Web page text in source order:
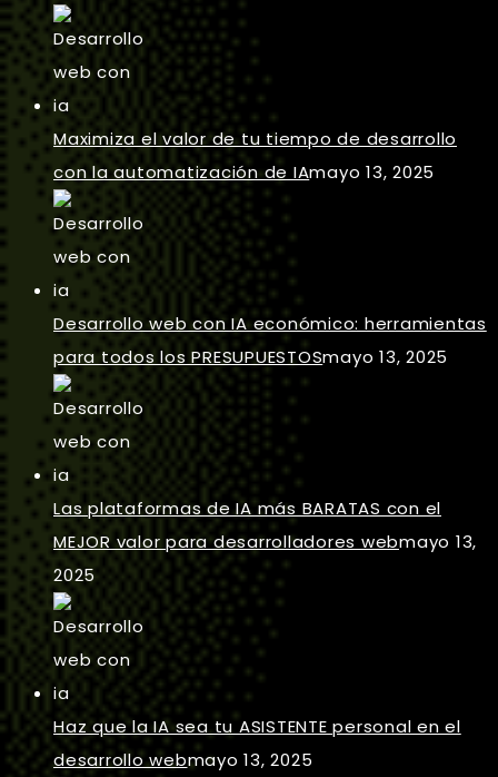
Maximiza el valor de tu tiempo de desarrollo
con la automatización de IAmayo 13, 2025
Desarrollo web con IA económico: herramientas
para todos los PRESUPUESTOSmayo 13, 2025
Las plataformas de IA más BARATAS con el
MEJOR valor para desarrolladores webmayo 13,
2025
Haz que la IA sea tu ASISTENTE personal en el
desarrollo webmayo 13, 2025